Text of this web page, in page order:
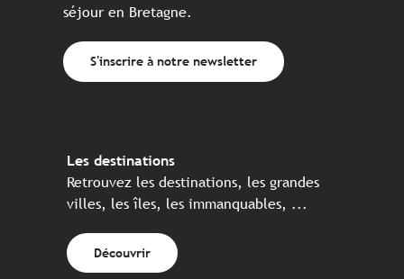
séjour en Bretagne.
S'inscrire à notre newsletter
Les destinations
Retrouvez les destinations, les grandes
villes, les îles, les immanquables, ...
Découvrir